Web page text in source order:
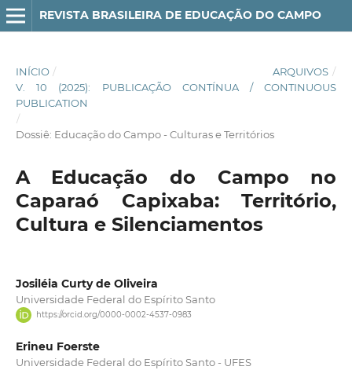
REVISTA BRASILEIRA DE EDUCAÇÃO DO CAMPO
INÍCIO / ARQUIVOS /
V. 10 (2025): PUBLICAÇÃO CONTÍNUA / CONTINUOUS
PUBLICATION
/
Dossiê: Educação do Campo - Culturas e Territórios
A Educação do Campo no
Caparaó Capixaba: Território,
Cultura e Silenciamentos
Josiléia Curty de Oliveira
Universidade Federal do Espírito Santo
https://orcid.org/0000-0002-4537-0983
Erineu Foerste
Universidade Federal do Espírito Santo - UFES